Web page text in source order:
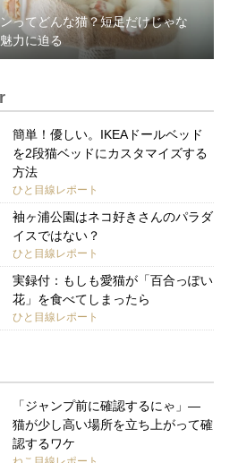
ってどんな猫？短足だけじゃな
力に迫る
簡単！優しい。IKEAドールベッド
を2段猫ベッドにカスタマイズする
方法
ひと目線レポート
袖ヶ浦公園はネコ好きさんのパラダ
イスではない？
ひと目線レポート
実録付：もしも愛猫が「百合っぽい
花」を食べてしまったら
ひと目線レポート
「ジャンプ前に確認するにゃ」—
猫が少し高い場所を立ち上がって確
認するワケ